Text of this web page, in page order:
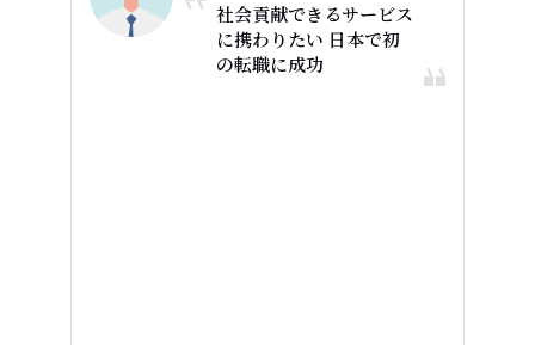
社会貢献できるサービス
に携わりたい 日本で初
の転職に成功